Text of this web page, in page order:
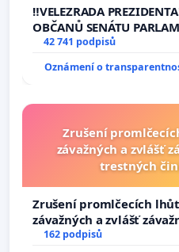
na přijetí usnesení k
žaloby na prezidenta
‼️VELEZRADA
OBČANŮ SENÁTU
vyhlášení veřejného
144 jednacího řádu
na přijetí usnesení k
42 741 podpisů
Oznámení o
Zrušení
závažných a zvlášť
trestných
Zrušení promlčecích
závažných a zvlášť
trestných činů
162 podpisů